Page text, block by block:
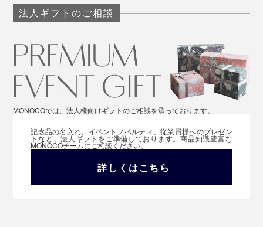
法人ギフトのご相談
MONOCOでは、法人様向けギフトのご相談を承っております。
記念品の名入れ、イベントノベルティ、従業員様へのプレゼン
トなど、法人ギフトをご準備しております。商品知識豊富な
MONOCOチームにご相談ください。
詳しくはこちら